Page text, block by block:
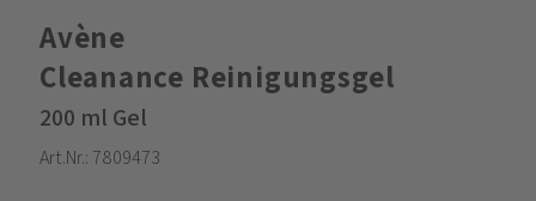
Avène
Cleanance Reinigungsgel
200 ml Gel
Art.Nr.: 7809473